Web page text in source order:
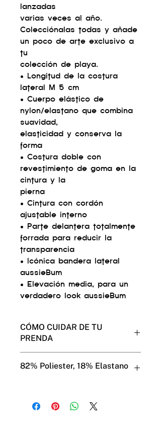
lanzadas
varias veces al año.
Colecciónalas todas y añade
un poco de arte exclusivo a
tu
colección de playa.
• Longitud de la costura
lateral M 5 cm
• Cuerpo elástico de
nylon/elastano que combina
suavidad,
elasticidad y conserva la
forma
• Costura doble con
revestimiento de goma en la
cintura y la
pierna
• Cintura con cordón
ajustable interno
• Parte delantera totalmente
forrada para reducir la
transparencia
• Icónica bandera lateral
aussieBum
• Elevación media, para un
verdadero look aussieBum
CÓMO CUIDAR DE TU
PRENDA
Muestra tu cariño a tus
máquina o a mano en agua fría.
82% Poliester, 18% Elastano